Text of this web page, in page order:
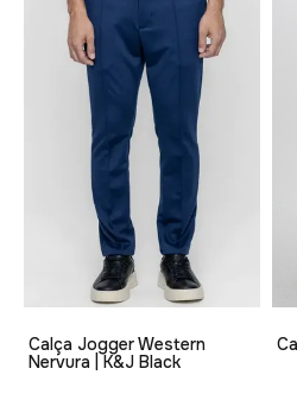
Calça Jogger Western
Nervura | K&J Black